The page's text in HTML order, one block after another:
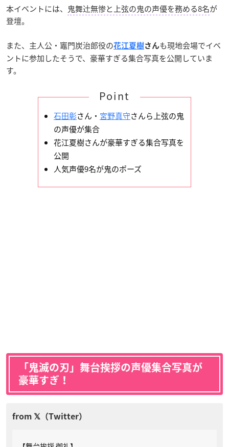
本イベントには、 鬼舞辻󠄀無惨と上弦の鬼の声優を務める8名が
登壇。
また、主人公・竈門炭治郎役の花江夏樹さんも現地会場でイベ
ントに参加したそうで、豪華すぎる集合写真を公開していま
す。
Point
石田彰さん・ 宮野真守さんら上弦の鬼
の声優が集合
花江夏樹さんが豪華すぎる集合写真を
公開
人気声優9名が鬼のポーズ
「鬼滅の刃」舞台挨拶の声優集合写真が
豪華すぎ！